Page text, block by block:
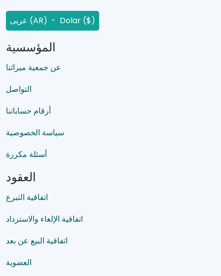
عربى (AR) - Dolar ($)
المؤسسية
عن جمعية ميراثنا
التواصل
أرقام حساباتنا
سياسة الخصوصية
أسئلة مكررة
العقود
اتفاقية التبرع
اتفاقية الإلغاء والاسترداد
اتفاقية البيع عن بعد
العضوية